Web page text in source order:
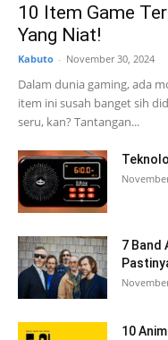
10 Item Game
Yang Niat!
Kabuto - November 30, 2024
Dalam dunia gaming, ada
item ini susah banget sih
seru, kan? Tantangan...
7 Band
10